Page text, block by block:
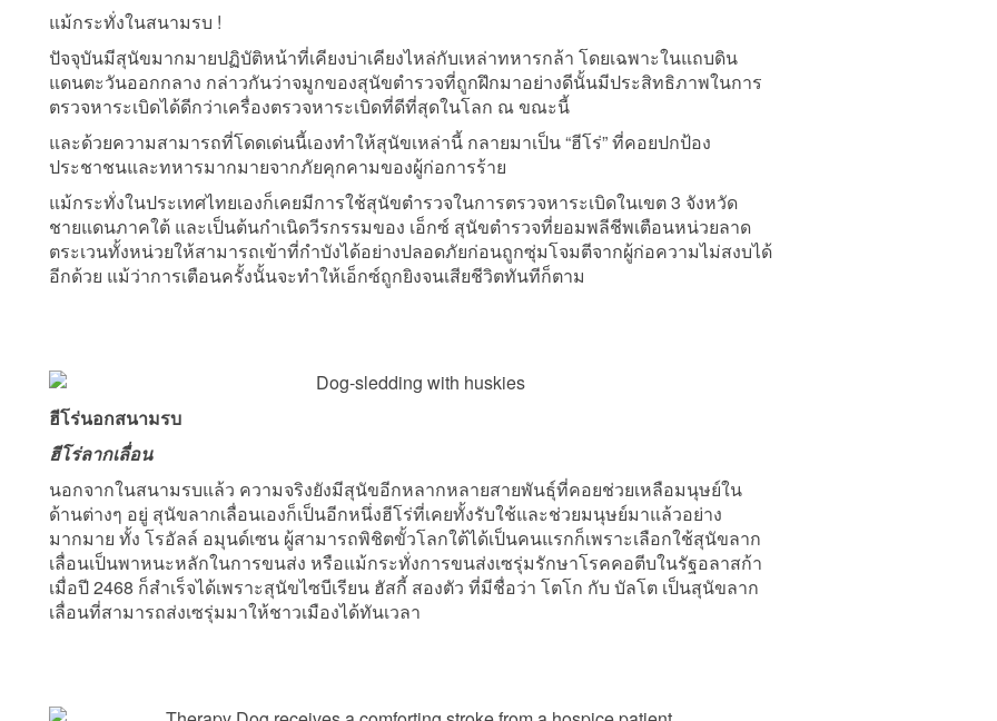
แม้กระทั่งในสนามรบ !
ปัจจุบันมีสุนัขมากมายปฏิบัติหน้าที่เคียงบ่าเคียงไหล่กับเหล่าทหารกล้า โดยเฉพาะในแถบดิน
แดนตะวันออกกลาง กล่าวกันว่าจมูกของสุนัขตำรวจที่ถูกฝึกมาอย่างดีนั้นมีประสิทธิภาพในการ
ตรวจหาระเบิดได้ดีกว่าเครื่องตรวจหาระเบิดที่ดีที่สุดในโลก ณ ขณะนี้
และด้วยความสามารถที่โดดเด่นนี้เองทำให้สุนัขเหล่านี้ กลายมาเป็น “ฮีโร่” ที่คอยปกป้อง
ประชาชนและทหารมากมายจากภัยคุกคามของผู้ก่อการร้าย
แม้กระทั่งในประเทศไทยเองก็เคยมีการใช้สุนัขตำรวจในการตรวจหาระเบิดในเขต 3 จังหวัด
ชายแดนภาคใต้ และเป็นต้นกำเนิดวีรกรรมของ เอ็กซ์ สุนัขตำรวจที่ยอมพลีชีพเตือนหน่วยลาด
ตระเวนทั้งหน่วยให้สามารถเข้าที่กำบังได้อย่างปลอดภัยก่อนถูกซุ่มโจมตีจากผู้ก่อความไม่สงบได้
อีกด้วย แม้ว่าการเตือนครั้งนั้นจะทำให้เอ็กซ์ถูกยิงจนเสียชีวิตทันทีก็ตาม
ฮีโร่นอกสนามรบ
ฮีโร่ลากเลื่อน
นอกจากในสนามรบแล้ว ความจริงยังมีสุนัขอีกหลากหลายสายพันธุ์ที่คอยช่วยเหลือมนุษย์ใน
ด้านต่างๆ อยู่ สุนัขลากเลื่อนเองก็เป็นอีกหนึ่งฮีโร่ที่เคยทั้งรับใช้และช่วยมนุษย์มาแล้วอย่าง
มากมาย ทั้ง โรอัลล์ อมุนด์เซน ผู้สามารถพิชิตขั้วโลกใต้ได้เป็นคนแรกก็เพราะเลือกใช้สุนัขลาก
เลื่อนเป็นพาหนะหลักในการขนส่ง หรือแม้กระทั่งการขนส่งเซรุ่มรักษาโรคคอตีบในรัฐอลาสก้า
เมื่อปี 2468 ก็สำเร็จได้เพราะสุนัขไซบีเรียน ฮัสกี้ สองตัว ที่มีชื่อว่า โตโก กับ บัลโต เป็นสุนัขลาก
เลื่อนที่สามารถส่งเซรุ่มมาให้ชาวเมืองได้ทันเวลา